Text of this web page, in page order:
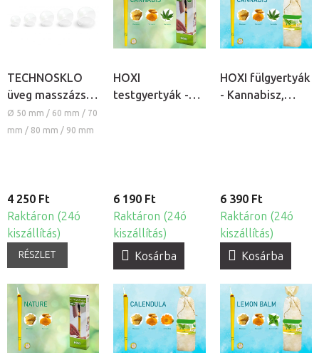
TECHNOSKLO
üveg masszázs
köpöly
Ø 50 mm / 60 mm / 70
mm / 80 mm / 90 mm
4 250 Ft
Raktáron (24ó
kiszállítás)
RÉSZLET
HOXI
testgyertyák -
6 190 Ft
Raktáron (24ó
kiszállítás)
Kosárba
HOXI fülgyertyák
- Kannabisz,
6 390 Ft
Raktáron (24ó
kiszállítás)
Kosárba